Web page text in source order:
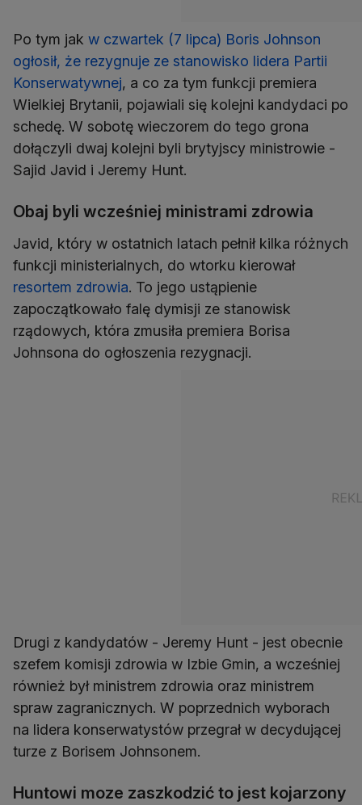
Po tym jak w czwartek (7 lipca) Boris Johnson
ogłosił, że rezygnuje ze stanowisko lidera Partii
Konserwatywnej, a co za tym funkcji premiera
Wielkiej Brytanii, pojawiali się kolejni kandydaci po
schedę. W sobotę wieczorem do tego grona
dołączyli dwaj kolejni byli brytyjscy ministrowie -
Sajid Javid i Jeremy Hunt.
Obaj byli wcześniej ministrami zdrowia
Javid, który w ostatnich latach pełnił kilka różnych
funkcji ministerialnych, do wtorku kierował
resortem zdrowia. To jego ustąpienie
zapoczątkowało falę dymisji ze stanowisk
rządowych, która zmusiła premiera Borisa
Drugi z kandydatów - Jeremy Hunt - jest obecnie
szefem komisji zdrowia w Izbie Gmin, a wcześniej
również był ministrem zdrowia oraz ministrem
spraw zagranicznych. W poprzednich wyborach
na lidera konserwatystów przegrał w decydującej
turze z Borisem Johnsonem.
Huntowi moze zaszkodzić to jest kojarzony